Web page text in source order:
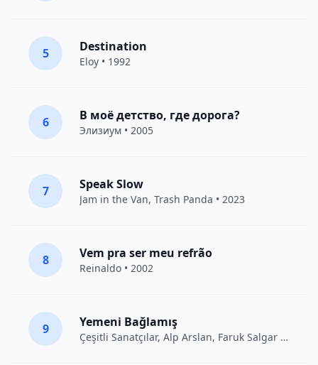
5 Destination
Eloy • 1992
6 В моё детство, где дорога?
Элизиум • 2005
7 Speak Slow
Jam in the Van, Trash Panda • 2023
8 Vem pra ser meu refrão
Reinaldo • 2002
9 Yemeni Bağlamış
Çeşitli Sanatçılar, Alp Arslan, Faruk Salgar • 2012